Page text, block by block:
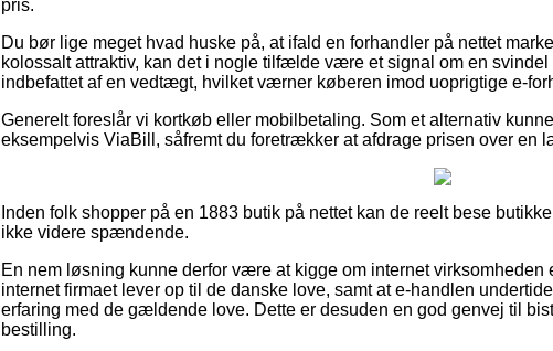
pris.
Du bør lige meget hvad huske på, at ifald en forhandler på nettet
kolossalt attraktiv, kan det i nogle tilfælde være et signal om en
indbefattet af en vedtægt, hvilket værner køberen imod uoprigtige e-
Generelt foreslår vi kortkøb eller mobilbetaling. Som et alternativ
eksempelvis ViaBill, såfremt du foretrækker at afdrage prisen over en
Inden folk shopper på en 1883 butik på nettet kan de reelt bese
ikke videre spændende.
En nem løsning kunne derfor være at kigge om internet
internet firmaet lever op til de danske love, samt at e-handlen
erfaring med de gældende love. Dette er desuden en god genvej til
bestilling.